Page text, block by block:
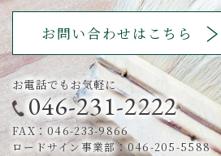
お問い合わせはこちら
お電話でもお気軽に
046-231-2222
FAX：046-233-9866
ロードサイン事業部：046-205-5588